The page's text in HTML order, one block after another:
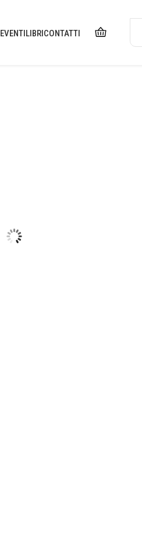
EVENTILIBRICONTATTI